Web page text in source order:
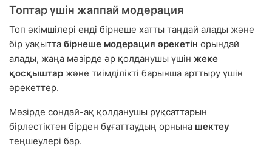
Топтар үшін жаппай модерация
Топ әкімшілері енді бірнеше хатты таңдай алады және
бір уақытта бірнеше модерация әрекетін орындай
алады, жаңа мәзірде әр қолданушы үшін жеке
қосқыштар және тиімділікті барынша арттыру үшін
әрекеттер.
Мәзірде сондай-ақ қолданушы рұқсаттарын
бірлестіктен бірден бұғаттаудың орнына шектеу
теңшеулері бар.